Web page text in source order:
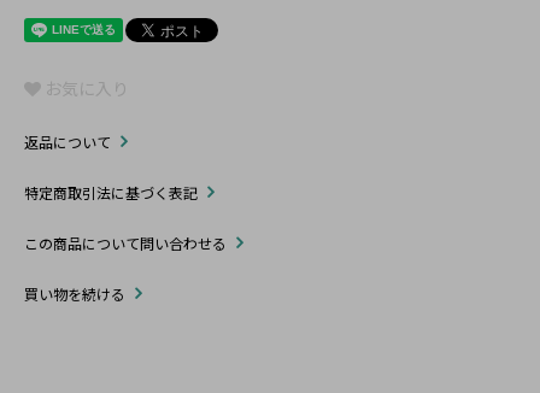
お気に入り
返品について
特定商取引法に基づく表記
この商品について問い合わせる
買い物を続ける